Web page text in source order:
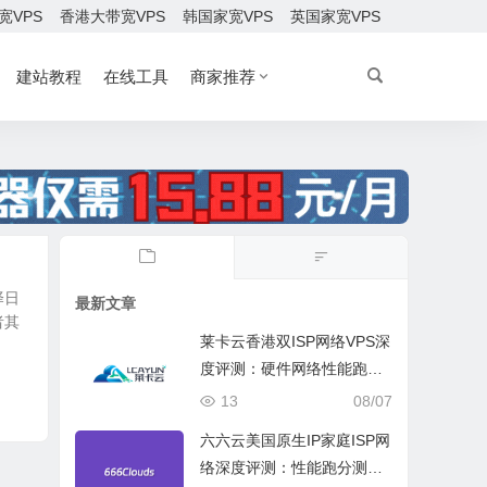
VPS 香港大带宽VPS 韩国家宽VPS 英国家宽VPS
建站教程 在线工具 商家推荐
其
最新文章
莱卡云香港双ISP网络VPS深
度评测：硬件网络性能跑
分、流媒体兼容测试和选择
08/07
13
六六云美国原生IP家庭ISP网
络深度评测：性能跑分测